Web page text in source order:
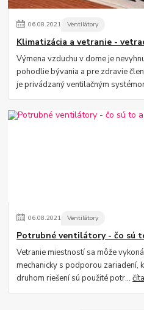
06.08.2021 Ventilátory
Klimatizácia a vetranie -
Výmena vzduchu v dome je
pohodlie bývania a pre zdravie
je privádzaný ventilačným
06.08.2021 Ventilátory
Potrubné ventilátory - čo sú
Vetranie miestností sa môže
mechanicky s podporou zariadení,
druhom riešení sú použité potr...